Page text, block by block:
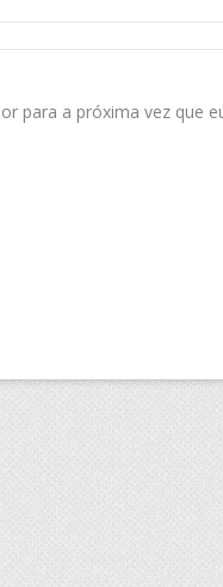
para a próxima vez que